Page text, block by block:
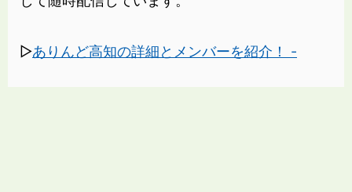
▷ありんど高知の詳細とメンバーを紹介！ -